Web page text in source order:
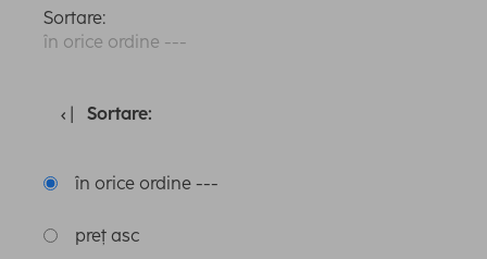
Sortare:
în orice ordine ---
Sortare:
în orice ordine ---
preț asc